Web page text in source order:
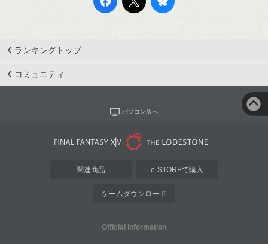
ランキングトップ
コミュニティ
パソコン版へ
関連商品 e-STOREで購入
ゲームダウンロード
Official Information